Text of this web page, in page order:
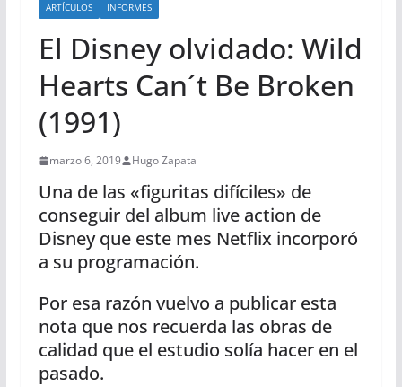
ARTÍCULOS INFORMES
El Disney olvidado: Wild
Hearts Can´t Be Broken
(1991)
marzo 6, 2019 Hugo Zapata
Una de las «figuritas difíciles» de
conseguir del album live action de
Disney que este mes Netflix incorporó
a su programación.
Por esa razón vuelvo a publicar esta
nota que nos recuerda las obras de
calidad que el estudio solía hacer en el
pasado.